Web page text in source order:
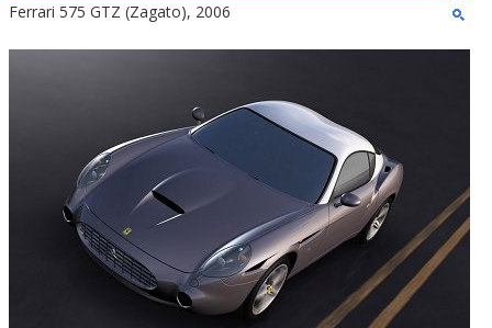
Ferrari 575 GTZ (Zagato), 2006